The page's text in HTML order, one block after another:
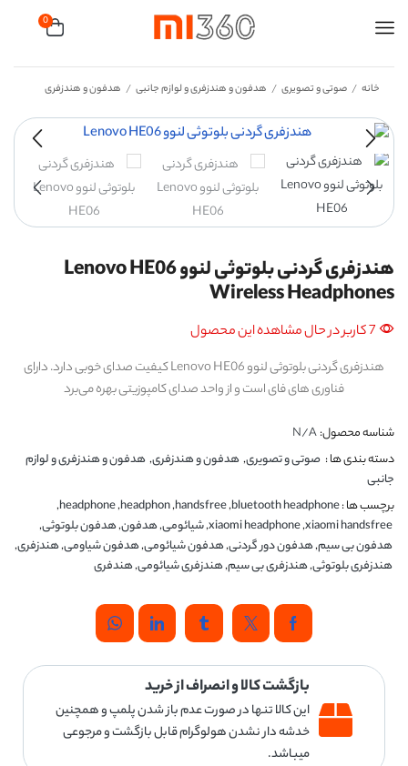
0
خانه / صوتی و تصویری / هدفون و هندزفری و لوازم جانبی / هدفون و هندزفری
هندزفری گردنی بلوتوثی لنوو Lenovo HE06
Wireless Headphones
7 کاربر در حال مشاهده این محصول
هندزفری گردنی بلوتوثی لنوو Lenovo HE06 کیفیت صدای خوبی دارد. دارای
فناوری های فای است و از واحد صدای کامپوزیتی بهره می‌برد
شناسه محصول:N/A
دسته بندی ها : صوتی و تصویری,هدفون و هندزفری,هدفون و هندزفری و لوازم
جانبی
برچسب ها :bluetooth headphone
,
handsfree
,
headphon
,
headphone
,
xiaomi handsfree
,
xiaomi headphone
,شیائومی,هدفون,هدفون بلوتوثی,
هدفون بی سیم,هدفون دور گردنی,هدفون شیائومی,هدفون شیاومی,هندزفری,
هندزفری بلوتوثی,هندزفری بی سیم,هندزفری شیائومی,هندفری
بازگشت کالا و انصراف از خرید
این کالا تنها در صورت عدم باز شدن پلمپ و همچنین
خدشه دار نشدن هولوگرام قابل بازگشت و مرجوعی
میباشد.